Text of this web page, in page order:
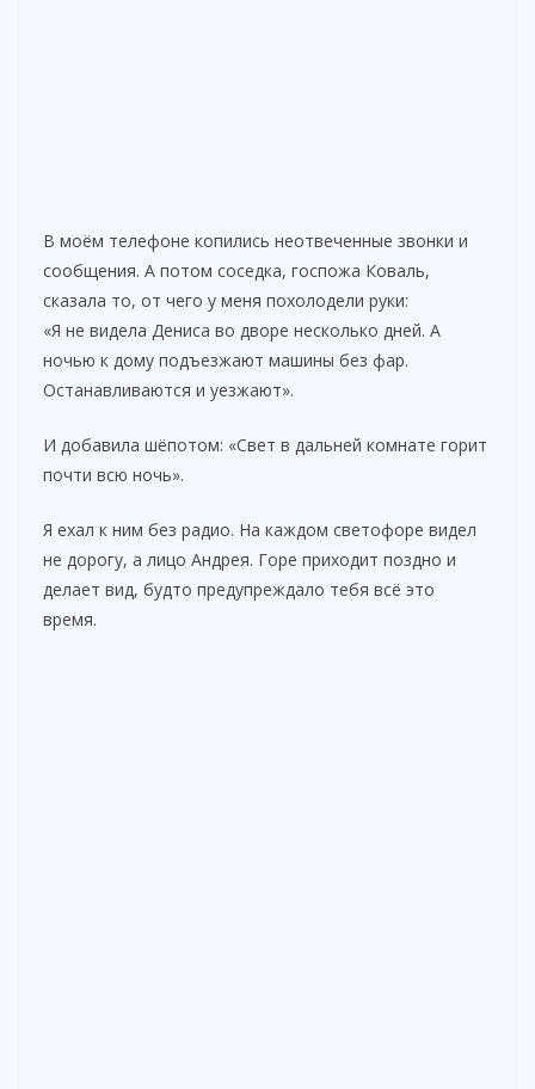
В моём телефоне копились неотвеченные звонки и
сообщения. А потом соседка, госпожа Коваль,
сказала то, от чего у меня похолодели руки:
«Я не видела Дениса во дворе несколько дней. А
ночью к дому подъезжают машины без фар.
Останавливаются и уезжают».
И добавила шёпотом: «Свет в дальней комнате горит
почти всю ночь».
Я ехал к ним без радио. На каждом светофоре видел
не дорогу, а лицо Андрея. Горе приходит поздно и
делает вид, будто предупреждало тебя всё это
время.